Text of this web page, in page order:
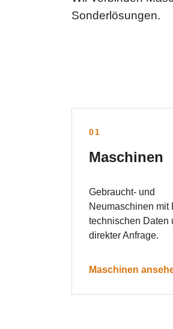
Sonderlösungen.
01
Maschinen
Gebraucht- und
Neumaschinen mit
technischen Daten
direkter Anfrage.
Maschinen